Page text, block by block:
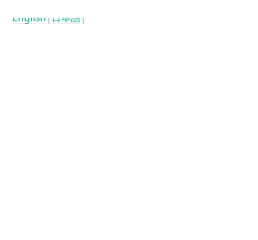
English | 日本語|